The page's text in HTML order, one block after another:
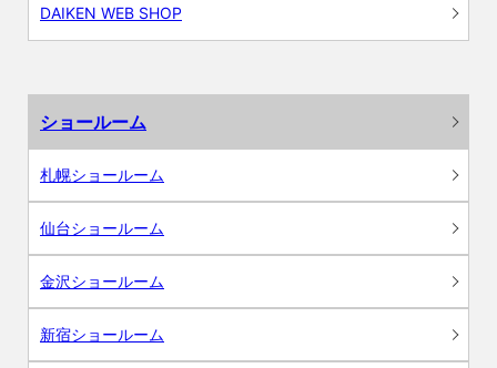
DAIKEN WEB SHOP
ショールーム
札幌ショールーム
仙台ショールーム
金沢ショールーム
新宿ショールーム